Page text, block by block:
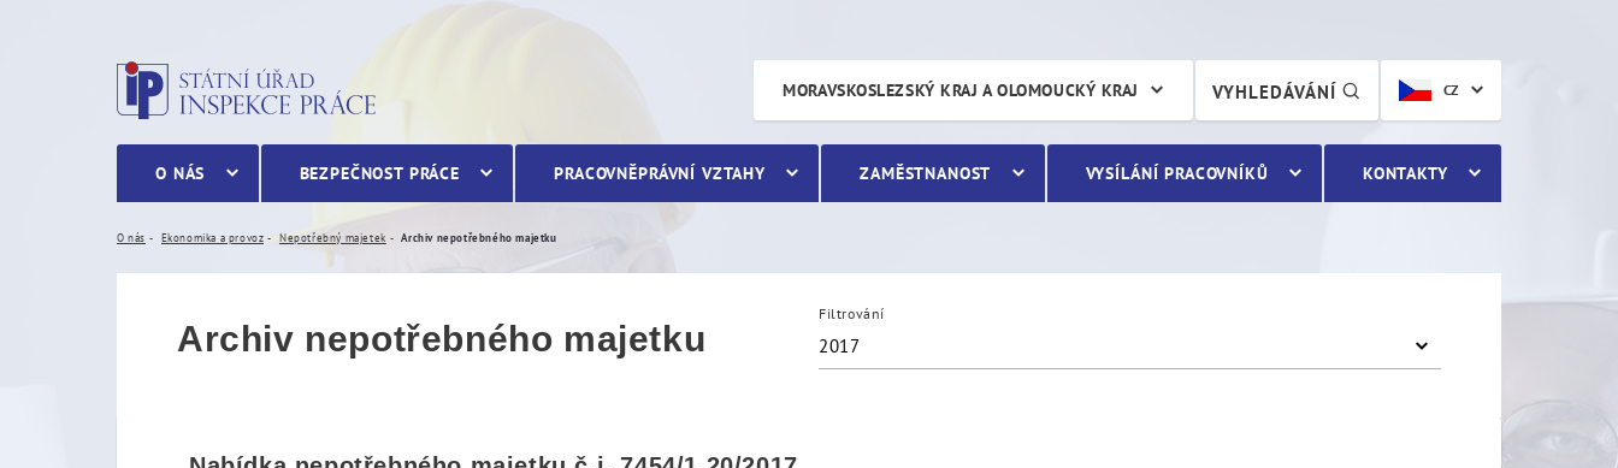
Archiv nepotřebného majetku
CZ
VYHLEDÁVÁNÍ
MORAVSKOSLEZSKÝ KRAJ A OLOMOUCKÝ KRAJ
O NÁS BEZPEČNOST PRÁCE PRACOVNĚPRÁVNÍ VZTAHY ZAMĚSTNANOST VYSÍLÁNÍ PRACOVNÍKŮ KONTAKTY
O nás Ekonomika a provoz Nepotřebný majetek Archiv nepotřebného majetku
Archiv nepotřebného majetku
Filtrování
2017